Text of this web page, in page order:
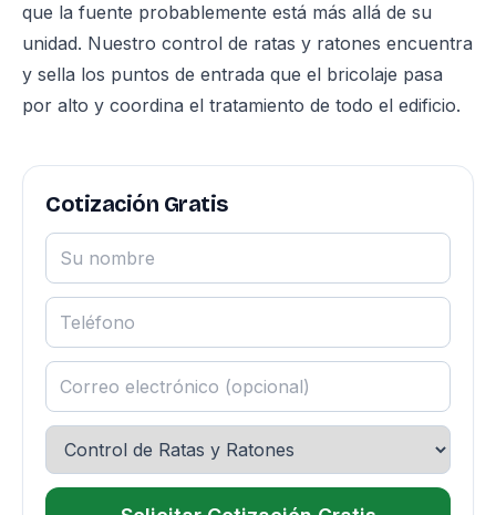
que la fuente probablemente está más allá de su
unidad. Nuestro control de ratas y ratones encuentra
y sella los puntos de entrada que el bricolaje pasa
por alto y coordina el tratamiento de todo el edificio.
Cotización Gratis